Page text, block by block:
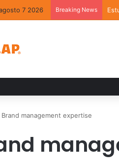
7 2026 Breaking News
Brand management expertise